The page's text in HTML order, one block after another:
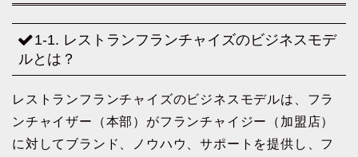
1-1. レストランフランチャイズのビジネスモデ
ルとは？
レストランフランチャイズのビジネスモデルは、フラ
ンチャイザー（本部）がフランチャイジー（加盟店）
に対してブランド、ノウハウ、サポートを提供し、フ